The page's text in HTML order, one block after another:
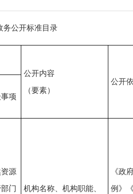
务公开标准目录
公开内容
（要素）
公开
项
源
门 机构名称、机构职能、
《政
例》